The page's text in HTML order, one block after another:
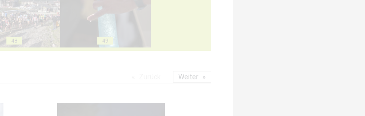
48 49
Weiter